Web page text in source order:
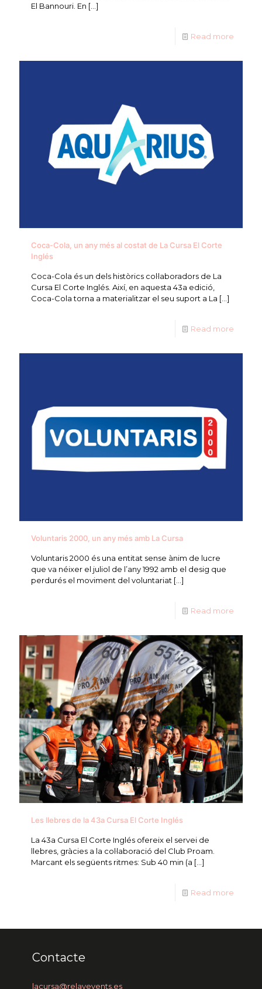
El Bannouri. En […]
Read more
Coca-Cola, un any més al costat de La Cursa El Corte
Inglés
Coca-Cola és un dels històrics col·laboradors de La
Cursa El Corte Inglés. Així, en aquesta 43a edició,
Coca-Cola torna a materialitzar el seu suport a La […]
Read more
Voluntaris 2000, un any més amb La Cursa
Voluntaris 2000 és una entitat sense ànim de lucre
que va néixer el juliol de l’any 1992 amb el desig que
perdurés el moviment del voluntariat […]
Read more
Les llebres de la 43a Cursa El Corte Inglés
La 43a Cursa El Corte Inglés ofereix el servei de
llebres, gràcies a la col·laboració del Club Proam.
Marcant els següents ritmes: Sub 40 min (a […]
Read more
Contacte
lacursa@relayevents.es